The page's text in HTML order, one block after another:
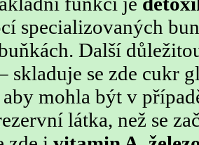
specializovaných
Další
skladuje se zde cukr
mohla být v
látka, než se